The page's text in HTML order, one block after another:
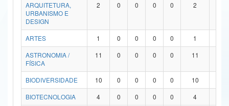
Ministério da Mulher, da Família e dos Direitos Humanos
Secretaria de Governo
Advocacia-Geral da União
ARQUITETURA,
URBANISMO E
DESIGN
2 0 0 0 0 2
ARTES 1 0 0 0 0 1
ASTRONOMIA /
FÍSICA
11 0 0 0 0 11
BIODIVERSIDADE 10 0 0 0 0 10
BIOTECNOLOGIA
4 0 0 0 0 4